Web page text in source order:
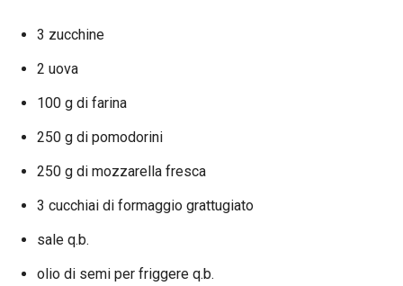
3 zucchine
2 uova
100 g di farina
250 g di pomodorini
250 g di mozzarella fresca
3 cucchiai di formaggio grattugiato
sale q.b.
olio di semi per friggere q.b.